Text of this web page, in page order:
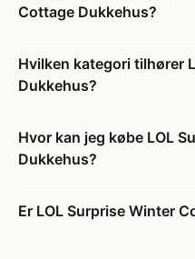
Cottage Dukkehus?
Hvilken kategori tilhører
Dukkehus?
Hvor kan jeg købe LOL
Dukkehus?
Er LOL Surprise Winter